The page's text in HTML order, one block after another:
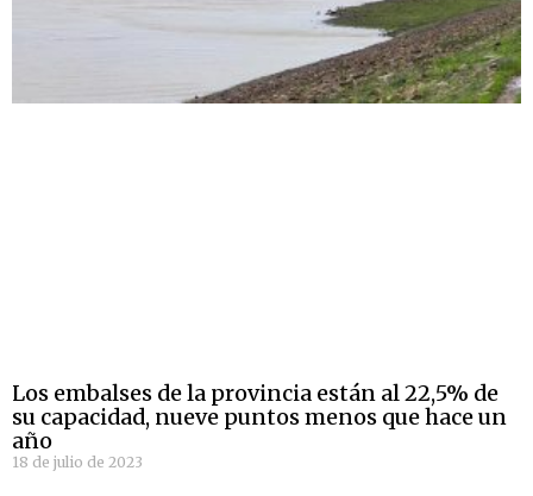
Los embalses de la provincia están al 22,5% de
su capacidad, nueve puntos menos que hace un
año
18 de julio de 2023